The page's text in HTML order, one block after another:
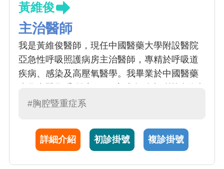
黃維俊
主治醫師
我是黃維俊醫師，現任中國醫藥大學附設醫院
亞急性呼吸照護病房主治醫師，專精於呼吸道
疾病、感染及高壓氧醫學。我畢業於中國醫藥
攻胸腔重症領域。結合臨床與研究，我持續精
發展與患者健康貢獻心力。
#胸腔暨重症系
詳細介紹 初診掛號 複診掛號